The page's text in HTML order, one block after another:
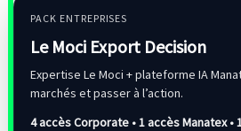
PACK ENTREPRISES
Le Moci Export Decision
Expertise Le Moci + plateforme IA
marchés et passer à l’action.
4 accès Corporate • 1 accès Manatex •